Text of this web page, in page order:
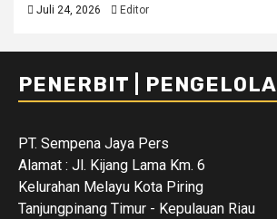
Juli 24, 2026 Editor
PENERBIT | PENGELOLA
PT. Sempena Jaya Pers
Alamat : Jl. Kijang Lama Km. 6
Kelurahan Melayu Kota Piring
Tanjungpinang Timur - Kepulauan Riau